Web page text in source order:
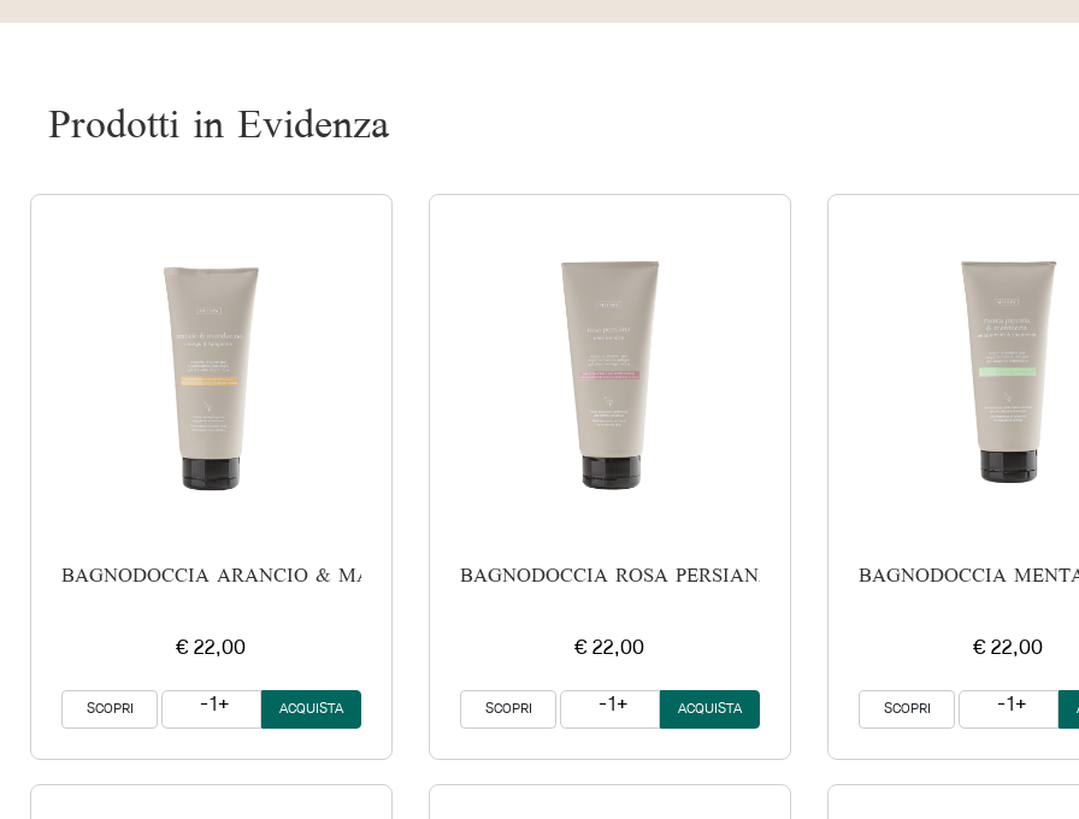
Prodotti in Evidenza
BAGNODOCCIA ARANCIO & MANDARINO
€ 22,00
SCOPRI 1
BAGNODOCCIA ROSA PERSIANA
€ 22,00
SCOPRI 1
BAGNODOCCIA
€ 22,00
SCOPRI 1